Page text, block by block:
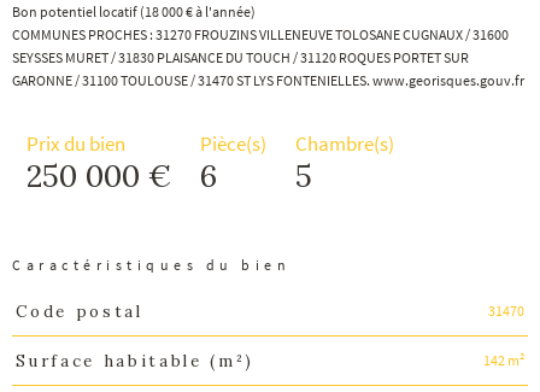
Bon potentiel locatif (18 000 € à l'année)
COMMUNES PROCHES : 31270 FROUZINS VILLENEUVE TOLOSANE CUGNAUX / 31600
SEYSSES MURET / 31830 PLAISANCE DU TOUCH / 31120 ROQUES PORTET SUR
GARONNE / 31100 TOULOUSE / 31470 ST LYS FONTENIELLES. www.georisques.gouv.fr
Prix du bien
250 000 €
Pièce(s)
6
Chambre(s)
5
Caractéristiques du bien
Caractéristiques Valeurs
Code postal 31470
Surface habitable (m²) 142 m²